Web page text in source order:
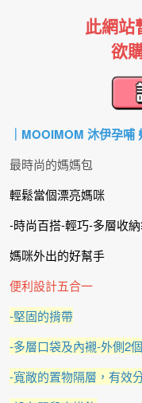
此網站
欲
｜MOOIMOM 沐伊孕哺
最時尚的媽媽包
輕鬆當個漂亮媽咪
-時尚百搭-輕巧-多層收
媽咪外出的好幫手
便利設計五合一
-堅固的揹帶
-多層口袋及內襯-外側2
-寬敞的置物隔層，有效